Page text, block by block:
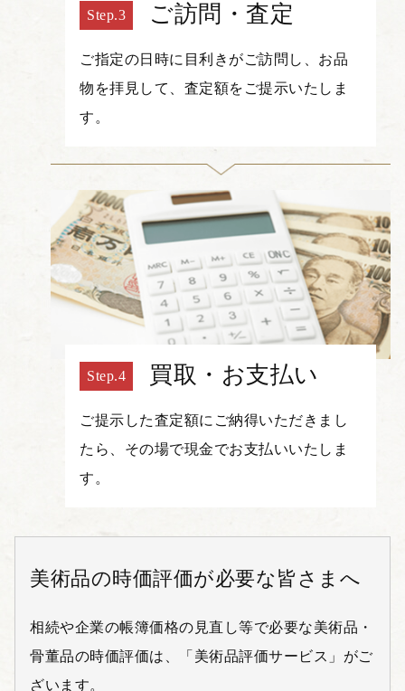
ご訪問・査定
ご指定の日時に目利きがご訪問し、お品
物を拝見して、査定額をご提示いたしま
す。
買取・お支払い
ご提示した査定額にご納得いただきまし
たら、その場で現金でお支払いいたしま
す。
美術品の時価評価が必要な皆さまへ
相続や企業の帳簿価格の見直し等で必要な美術品・
骨董品の時価評価は、「美術品評価サービス」がご
ざいます。